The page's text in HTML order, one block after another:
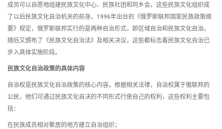
成员可以自愿地组建民族文化中心、民族社团和同乡会。这些民族文化组织成
了以后民族文化自治机关的前身。1996年出台的《俄罗斯联邦国家民族政策纲
要》规定，俄罗斯联邦实行的是两种自治形式，即区域自治和民族文化自治。
随后又颁布了《民族文化自治法》及相关决议，这些都标志着民族文化自治已
步入具体实施阶段。
民族文化自治政策的具体内容
自治权是民族文化自治政策的核心内容。根据相关法律，自治权属于俄联邦的
公民，他们可通过民族文化自决的不同形式行使自己的权利，这些权利主要包
括：
在民族成员相对聚居的地方建立自治组织；